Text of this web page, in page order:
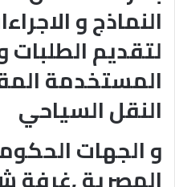
النماذج و
لتقديم الطلبات
المستخدمة
النقل السياحي
و الجهات